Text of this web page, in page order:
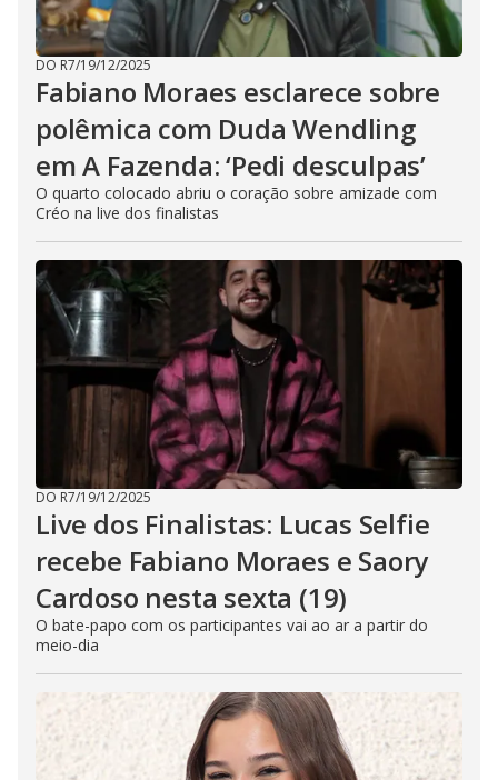
DO R7/19/12/2025
Fabiano Moraes esclarece sobre
polêmica com Duda Wendling
em A Fazenda: ‘Pedi desculpas’
O quarto colocado abriu o coração sobre amizade com
Créo na live dos finalistas
DO R7/19/12/2025
Live dos Finalistas: Lucas Selfie
recebe Fabiano Moraes e Saory
Cardoso nesta sexta (19)
O bate-papo com os participantes vai ao ar a partir do
meio-dia